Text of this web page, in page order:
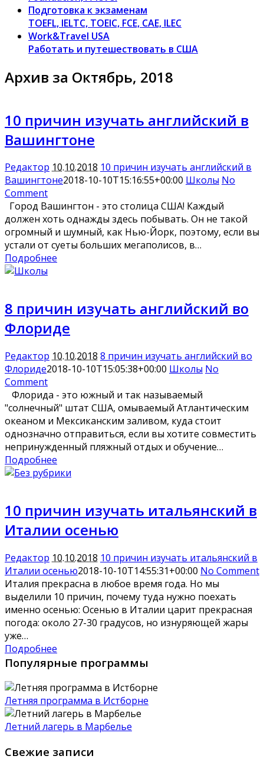
Подготовка к экзаменам
TOEFL, IELTC, TOEIC, FCE, CAE, ILEC
Work&Travel USA
Работать и путешествовать в США
Архив за Октябрь, 2018
10 причин изучать английский в
Вашингтоне
Редактор 10.10.2018 10 причин изучать английский в
Вашингтоне2018-10-10T15:16:55+00:00 Школы No
Comment
Город Вашингтон - это столица США! Каждый
должен хоть однажды здесь побывать. Он не такой
огромный и шумный, как Нью-Йорк, поэтому, если вы
устали от суеты больших мегаполисов, в…
Подробнее
8 причин изучать английский во
Флориде
Редактор 10.10.2018 8 причин изучать английский во
Флориде2018-10-10T15:05:38+00:00 Школы No
Comment
Флорида - это южный и так называемый
"солнечный" штат США, омываемый Атлантическим
океаном и Мексиканским заливом, куда стоит
однозначно отправиться, если вы хотите совместить
непринужденный пляжный отдых и обучение…
Подробнее
10 причин изучать итальянский в
Италии осенью
Редактор 10.10.2018 10 причин изучать итальянский в
Италии осенью2018-10-10T14:55:31+00:00 No Comment
Италия прекрасна в любое время года. Но мы
выделили 10 причин, почему туда нужно поехать
именно осенью: Осенью в Италии царит прекрасная
погода: около 27-30 градусов, но изнуряющей жары
уже…
Подробнее
Популярные программы
Летняя программа в Истборне
Летний лагерь в Марбелье
Свежие записи